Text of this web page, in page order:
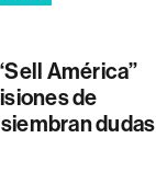
América”
de
dudas